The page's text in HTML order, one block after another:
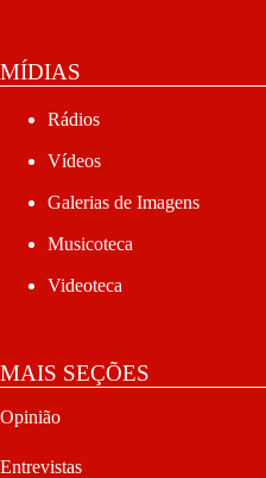
MÍDIAS
Rádios
Vídeos
Galerias de Imagens
Musicoteca
Videoteca
MAIS SEÇÕES
Opinião
Entrevistas